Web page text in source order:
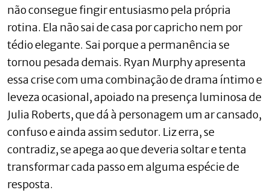
não consegue fingir entusiasmo pela própria
rotina. Ela não sai de casa por capricho nem por
tédio elegante. Sai porque a permanência se
tornou pesada demais. Ryan Murphy apresenta
essa crise com uma combinação de drama íntimo e
leveza ocasional, apoiado na presença luminosa de
Julia Roberts, que dá à personagem um ar cansado,
confuso e ainda assim sedutor. Liz erra, se
contradiz, se apega ao que deveria soltar e tenta
transformar cada passo em alguma espécie de
resposta.